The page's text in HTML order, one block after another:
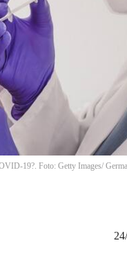
19?. Foto: Getty Images/